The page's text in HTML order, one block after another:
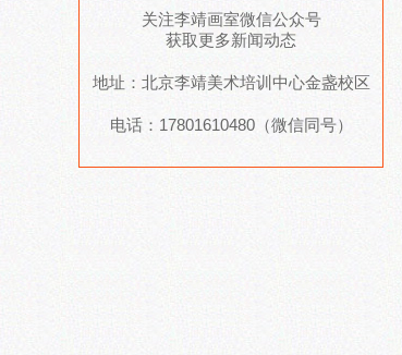
关注李靖画室微信公众号
获取更多新闻动态
地址：北京李靖美术培训中心金盏校区
电话：17801610480（微信同号）